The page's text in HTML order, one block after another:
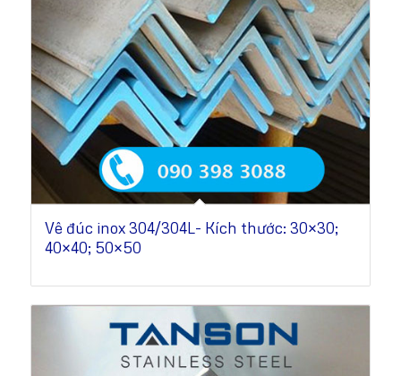
Vê đúc inox 304/304L- Kích thước: 30×30;
40×40; 50×50